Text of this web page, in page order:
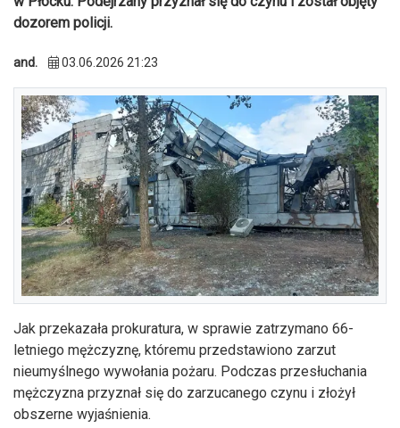
dozorem policji.
and. 03.06.2026 21:23
Jak przekazała prokuratura, w sprawie zatrzymano 66-
letniego mężczyznę, któremu przedstawiono zarzut
nieumyślnego wywołania pożaru. Podczas przesłuchania
mężczyzna przyznał się do zarzucanego czynu i złożył
obszerne wyjaśnienia.